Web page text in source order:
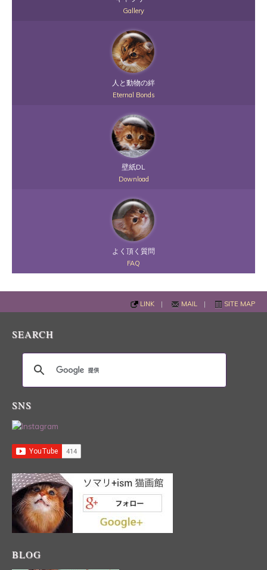
Gallery
人と動物の絆
Eternal Bonds
壁紙DL
Download
よく頂く質問
FAQ
LINK | MAIL | SITE MAP
SEARCH
SNS
BLOG